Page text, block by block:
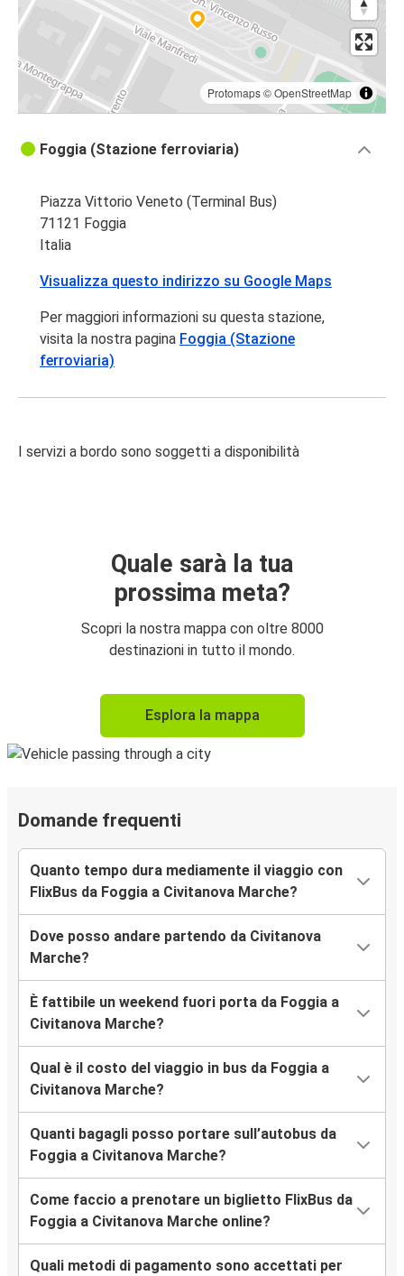
Protomaps©OpenStreetMap
Foggia (Stazione ferroviaria)
Piazza Vittorio Veneto (Terminal Bus)
71121 Foggia
Italia
Visualizza questo indirizzo su Google Maps
Per maggiori informazioni su questa stazione,
visita la nostra pagina Foggia (Stazione
ferroviaria)
I servizi a bordo sono soggetti a disponibilità
Quale sarà la tua
prossima meta?
Scopri la nostra mappa con oltre 8000
destinazioni in tutto il mondo.
Esplora la mappa
Domande frequenti
Quanto tempo dura mediamente il viaggio con
FlixBus da Foggia a Civitanova Marche?
Dove posso andare partendo da Civitanova
Marche?
È fattibile un weekend fuori porta da Foggia a
Civitanova Marche?
Qual è il costo del viaggio in bus da Foggia a
Civitanova Marche?
Quanti bagagli posso portare sull’autobus da
Foggia a Civitanova Marche?
Come faccio a prenotare un biglietto FlixBus da
Foggia a Civitanova Marche online?
Quali metodi di pagamento sono accettati per